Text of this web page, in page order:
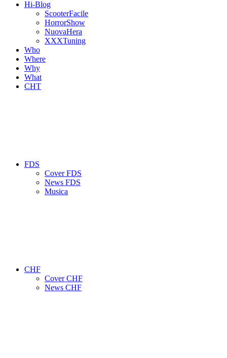
Hi-Blog
ScooterFacile
HorrorShow
NuovaHera
XXXTuning
Who
Where
Why
What
CHT
FDS
Cover FDS
News FDS
Musica
CHF
Cover CHF
News CHF